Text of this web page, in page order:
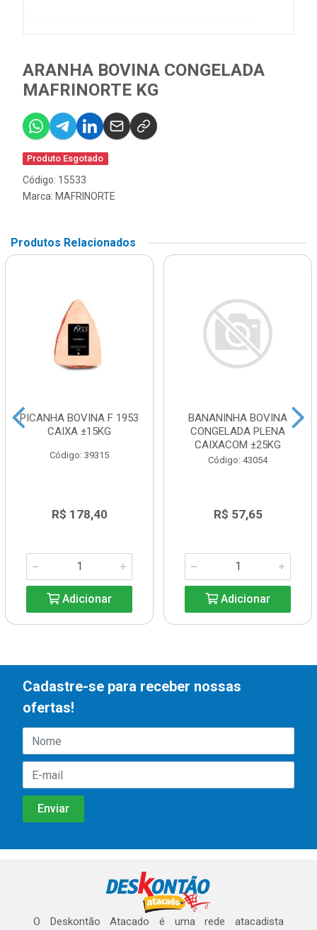
ARANHA BOVINA CONGELADA
MAFRINORTE KG
Produto Esgotado
Código: 15533
Marca: MAFRINORTE
Produtos Relacionados
PICANHA BOVINA F 1953
CAIXA ±15KG
Código: 39315
R$ 178,40
Adicionar
BANANINHA BOVINA
CONGELADA PLENA
CAIXACOM ±25KG
Código: 43054
R$ 57,65
Adicionar
Cadastre-se para receber nossas
ofertas!
O Deskontão Atacado é uma rede atacadista